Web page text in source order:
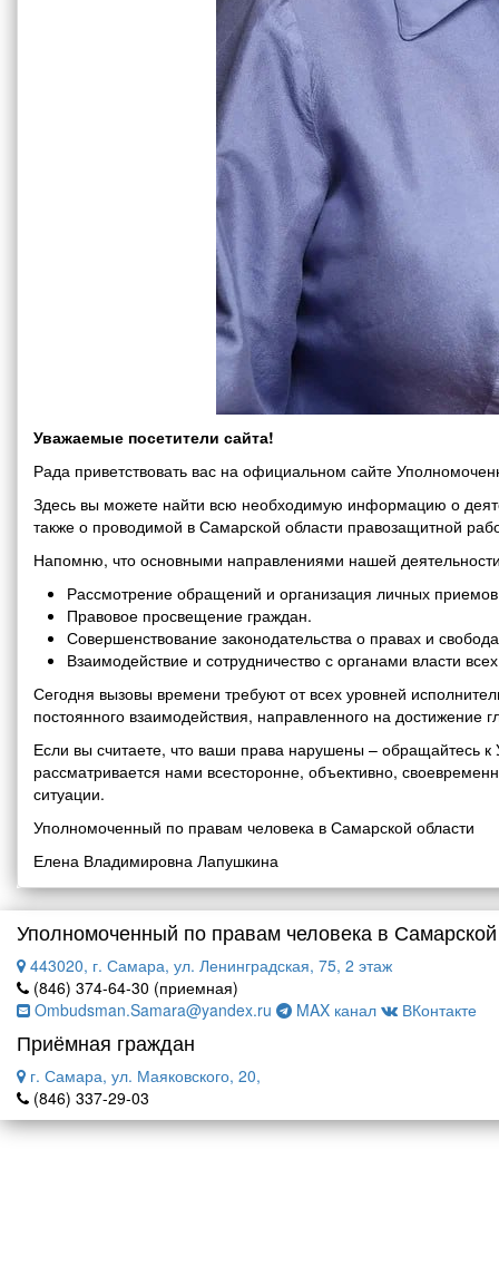
Уважаемые посетители сайта!
Рада приветствовать вас на официальном сайте
Здесь вы можете найти всю необходимую информацию о
также о проводимой в Самарской области правозащитной
Напомню, что основными направлениями нашей
Рассмотрение обращений и организация личных
Правовое просвещение граждан.
Совершенствование законодательства о правах и
Взаимодействие и сотрудничество с органами власти
Сегодня вызовы времени требуют от всех уровней
постоянного взаимодействия, направленного на
Если вы считаете, что ваши права нарушены – обращайтесь
рассматривается нами всесторонне, объективно,
ситуации.
Уполномоченный по правам человека в Самарской области
Елена Владимировна Лапушкина
Уполномоченный по правам человека в
443020, г. Самара, ул. Ленинградская, 75, 2 этаж
(846) 374-64-30 (приемная)
Ombudsman.Samara@yandex.ru
MAX канал ВКонтакте
Приёмная граждан
г. Самара, ул. Маяковского, 20,
(846) 337-29-03